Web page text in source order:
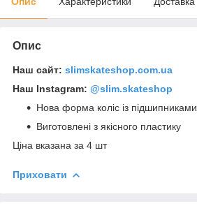
Опис
Наш сайт: slimskateshop.com.ua
Наш Instagram: @slim.skateshop
Нова форма коліс із підшипниками
Виготовлені з якісного пластику
Ціна вказана за 4 шт
Приховати